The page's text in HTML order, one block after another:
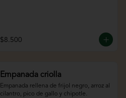
$8.500
Empanada criolla
Empanada rellena de frijol negro, arroz al
cilantro, pico de gallo y chipotle.